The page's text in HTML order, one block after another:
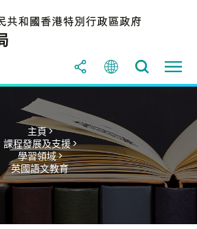
主頁 >
課程發展及支援 >
學習領域 >
英國語文教育